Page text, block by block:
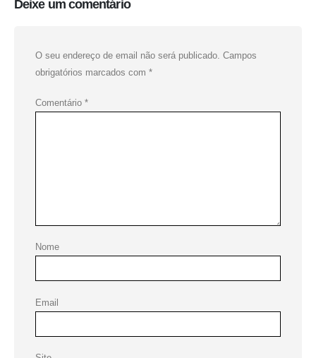
Deixe um comentário
O seu endereço de email não será publicado. Campos
obrigatórios marcados com *
Comentário *
Nome
Email